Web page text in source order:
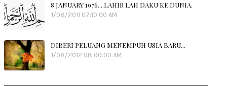
8 JANUARY 1976....LAHIR LAH DAKU KE DUNIA.
1/08/2011 07:10:00 AM
DIBERI PELUANG MENEMPUH USIA BARU...
1/08/2012 08:00:00 AM